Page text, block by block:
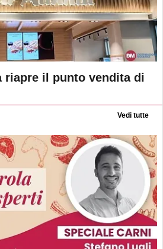
riapre il punto vendita di
Vedi tutte